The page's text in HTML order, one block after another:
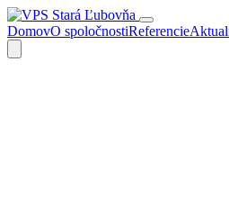
DomovO spoločnostiReferencie